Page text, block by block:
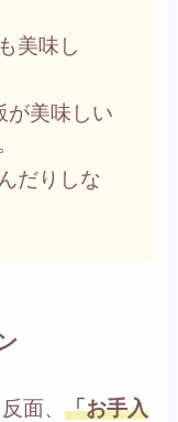
美味し
が美味しい
だりしな
面、「お手入